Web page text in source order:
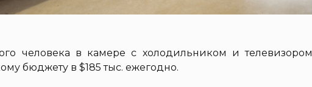
человека в камере с холодильником и телевизором
бюджету в $185 тыс. ежегодно.